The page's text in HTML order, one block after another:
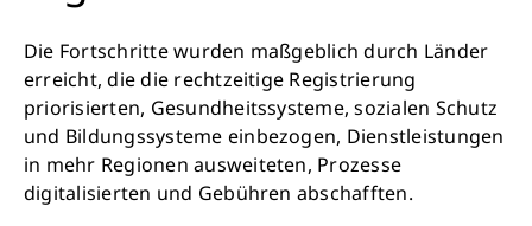
Die Fortschritte wurden maßgeblich durch Länder
erreicht, die die rechtzeitige Registrierung
priorisierten, Gesundheitssysteme, sozialen Schutz
und Bildungssysteme einbezogen, Dienstleistungen
in mehr Regionen ausweiteten, Prozesse
digitalisierten und Gebühren abschafften.